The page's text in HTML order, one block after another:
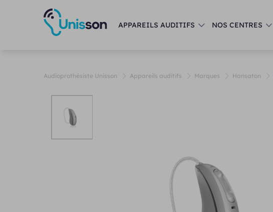
APPAREILS AUDITIFS NOS CENTRES
Audioprothésiste Unisson Appareils auditifs Marques Hansaton